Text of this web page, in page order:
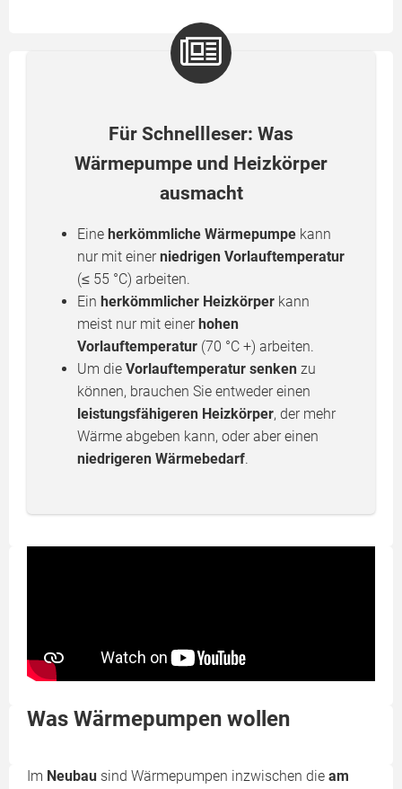
Für Schnellleser: Was
Wärmepumpe und Heizkörper
ausmacht
Eine herkömmliche Wärmepumpe kann
nur mit einerniedrigen Vorlauftemperatur
(≤ 55 °C) arbeiten.
Ein herkömmlicher Heizkörper kann
meist nur mit einerhohen
Vorlauftemperatur (70 °C +) arbeiten.
Um die Vorlauftemperatur senken zu
können, brauchen Sie entweder einen
leistungsfähigeren Heizkörper, der mehr
Wärme abgeben kann, oder aber einen
niedrigeren Wärmebedarf.
Was Wärmepumpen wollen
Im Neubau sind Wärmepumpen inzwischen die am